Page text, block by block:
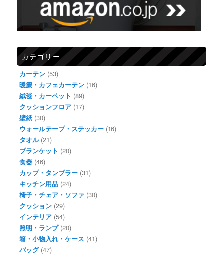
カテゴリー
カーテン (53)
暖簾・カフェカーテン (16)
絨毯・カーペット (89)
クッションフロア (17)
壁紙 (30)
ウォールテープ・ステッカー (16)
タオル(21)
ブランケット (20)
食器 (46)
カップ・タンブラー (31)
キッチン用品 (24)
椅子・チェア・ソファ (30)
クッション (29)
インテリア (54)
照明・ランプ(20)
箱・小物入れ・ケース (41)
バッグ(47)